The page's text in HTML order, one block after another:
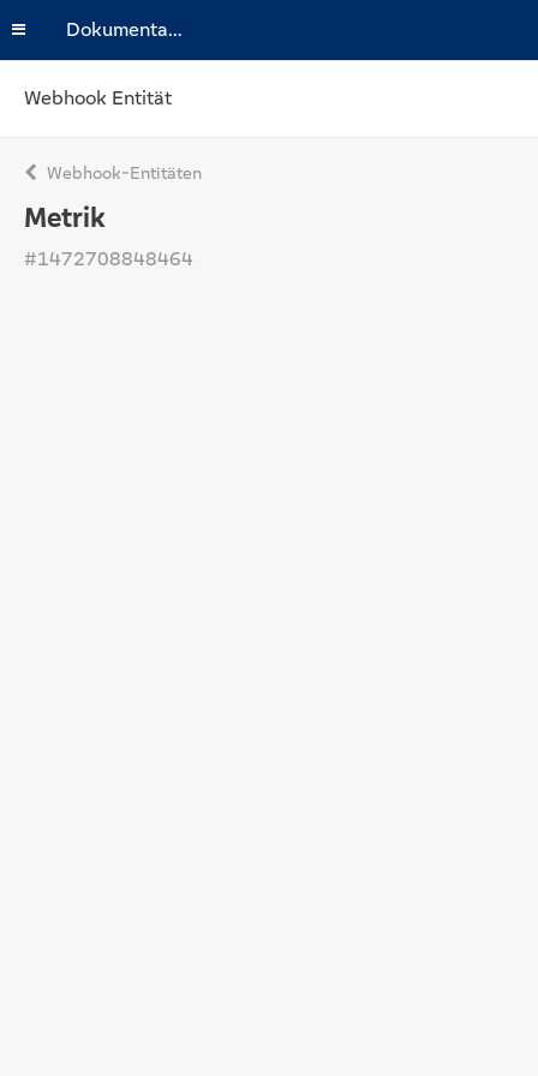
Dokumentation
Webhook Entität
Webhook-Entitäten
Metrik
#1472708848464